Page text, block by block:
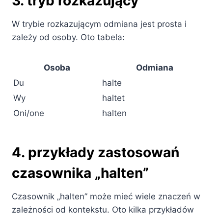
W trybie rozkazującym odmiana jest prosta i
zależy od osoby. Oto tabela:
Osoba
Odmiana
Du
halte
Wy
haltet
Oni/one
halten
4. przykłady zastosowań
czasownika „halten”
Czasownik „halten” może mieć wiele znaczeń w
zależności od kontekstu. Oto kilka przykładów